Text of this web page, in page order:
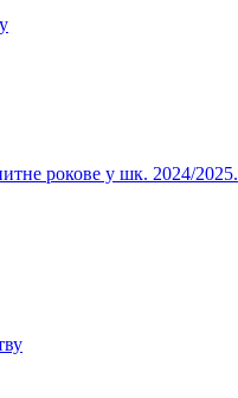
рокове у шк. 2024/2025.